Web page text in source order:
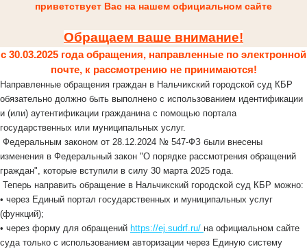
приветствует Вас на нашем официальном сайте
Обращаем ваше внимание!
с 30.03.2025 года обращения, направленные по электронной
почте, к рассмотрению не принимаются!
Направленные обращения граждан в Нальчикский городской суд КБР
обязательно должно быть выполнено с использованием идентификации
и (или) аутентификации гражданина с помощью портала
государственных или муниципальных услуг.
Федеральным законом от 28.12.2024 № 547-ФЗ были внесены
изменения в Федеральный закон "О порядке рассмотрения обращений
граждан", которые вступили в силу 30 марта 2025 года.
Теперь направить обращение в Нальчикский городской суд КБР можно:
• через Единый портал государственных и муниципальных услуг
(функций);
• через форму для обращений https://ej.sudrf.ru/ на официальном сайте
суда только с использованием авторизации через Единую систему